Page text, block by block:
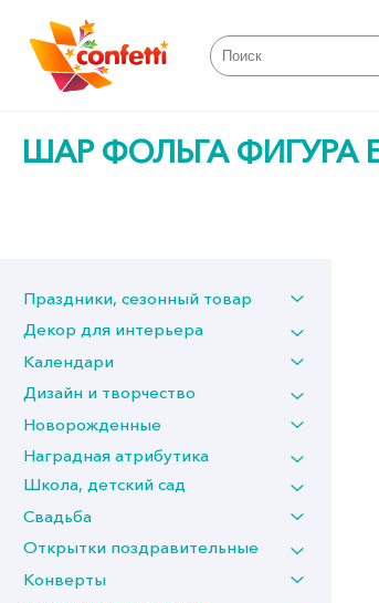
ШАР ФОЛЬГА ФИГУРА
Праздники, сезонный товар
Декор для интерьера
Календари
Дизайн и творчество
Новорожденные
Наградная атрибутика
Школа, детский сад
Свадьба
Открытки поздравительные
Конверты